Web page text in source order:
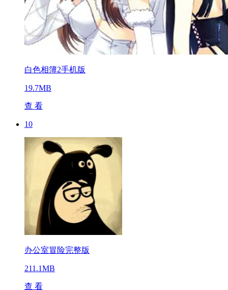
白色相簿2手机版
19.7MB
查 看
10
办公室冒险完整版
211.1MB
查 看